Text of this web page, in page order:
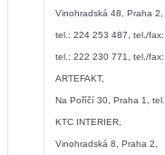
Vinohradská 48, Praha 2,
tel.: 224 253 487, tel./
tel.: 222 230 771, tel./
ARTEFAKT,
Na Poříčí 30, Praha 1,
KTC INTERIER,
Vinohradská 8, Praha 2,